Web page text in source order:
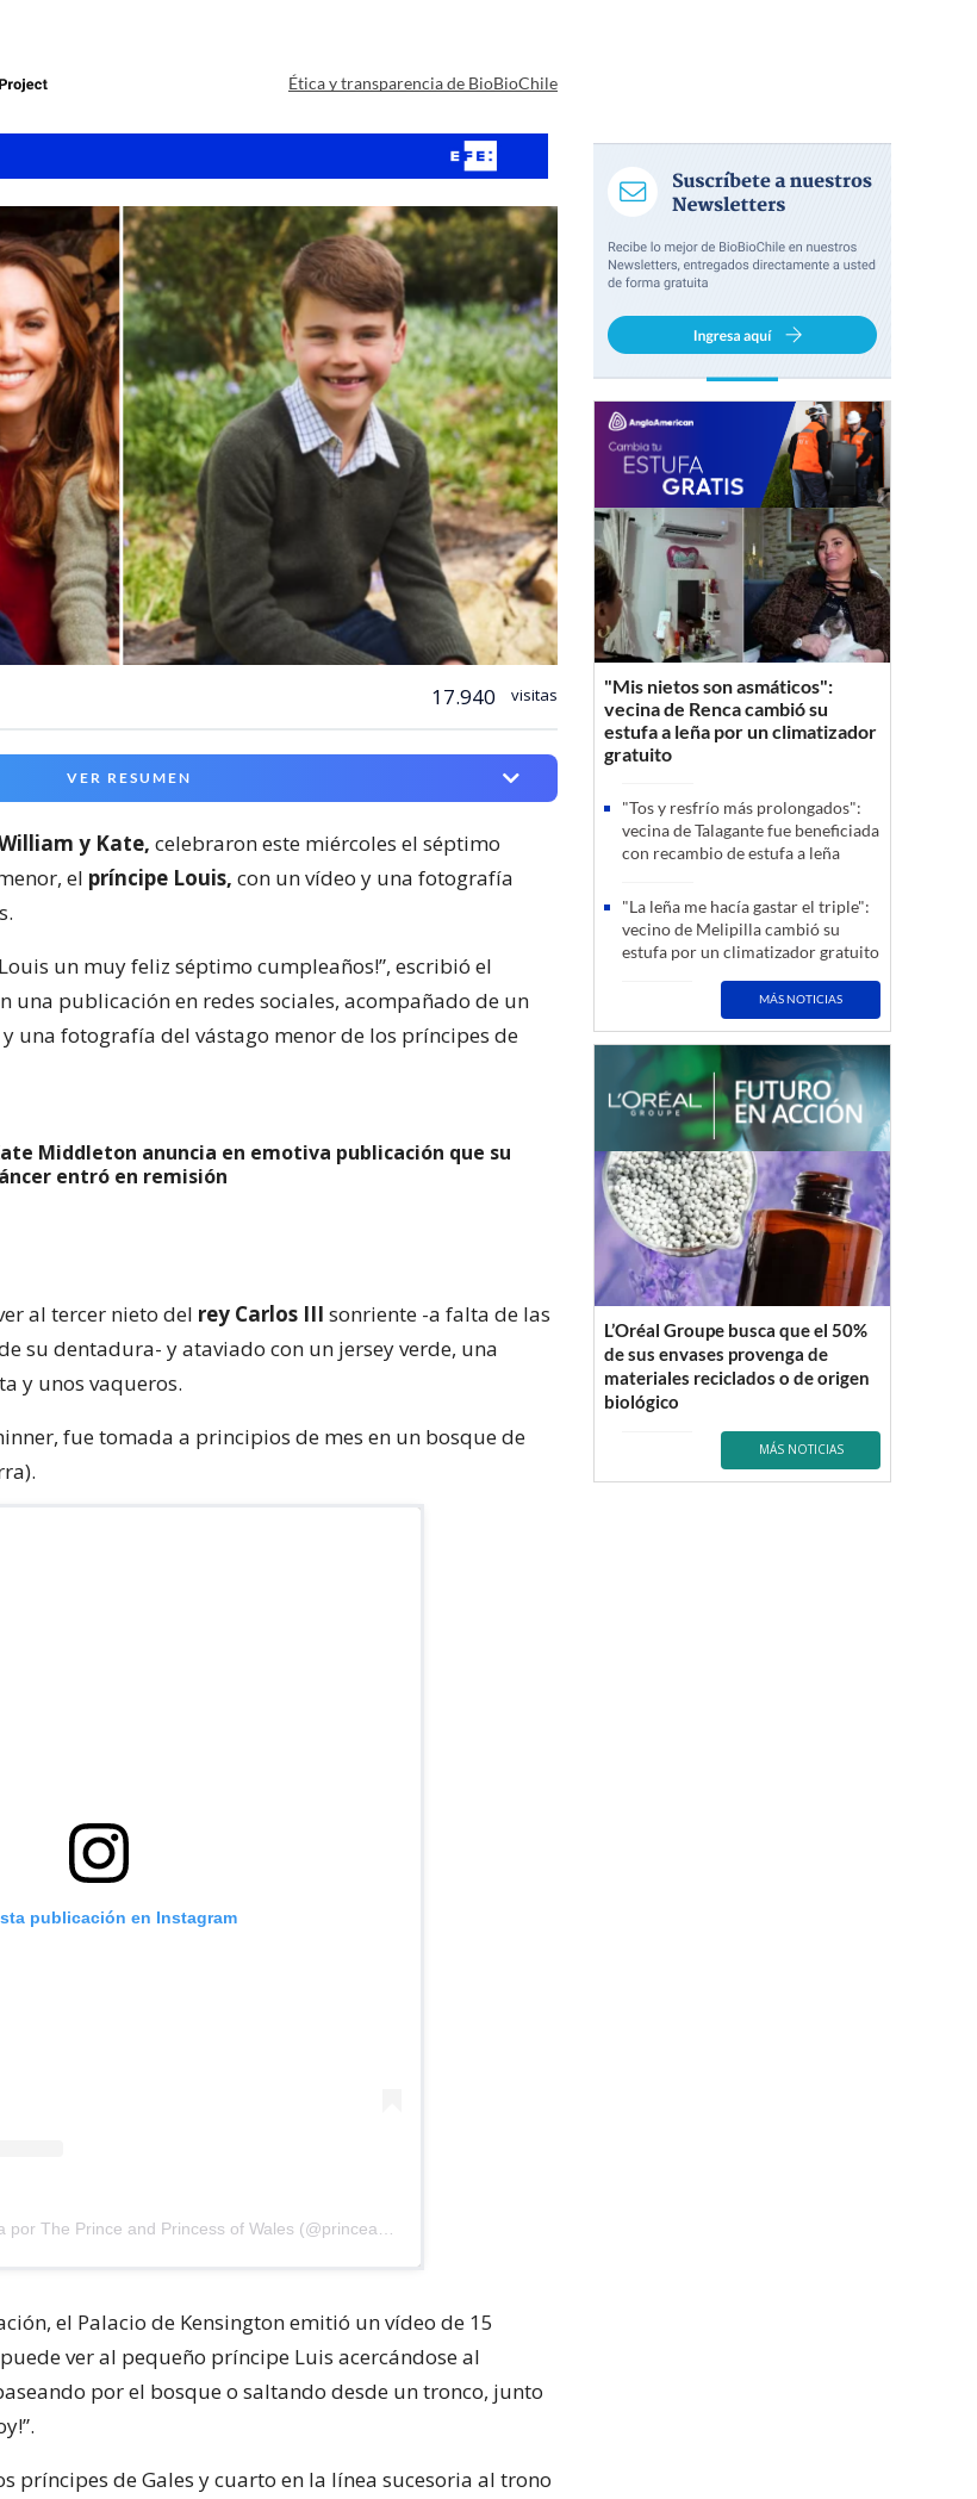
Ética y transparencia de BioBioChile
17.940 visitas
VER RESUMEN
y Kate, celebraron este miércoles el séptimo
el príncipe Louis, con un vídeo y una fotografía
un muy feliz séptimo cumpleaños!”, escribió el
una publicación en redes sociales, acompañado de un
una fotografía del vástago menor de los príncipes de
Middleton anuncia en emotiva publicación que su
entró en remisión
al tercer nieto del rey Carlos III sonriente -a falta de las
su dentadura- y ataviado con un jersey verde, una
y unos vaqueros.
fue tomada a principios de mes en un bosque de
publicación en Instagram
el Palacio de Kensington emitió un vídeo de 15
ver al pequeño príncipe Luis acercándose al
por el bosque o saltando desde un tronco, junto
príncipes de Gales y cuarto en la línea sucesoria al trono
"Mis nietos son asmáticos":
vecina de Renca cambió su
estufa a leña por un climatizador
gratuito
"Tos y resfrío más prolongados":
vecina de Talagante fue beneficiada
con recambio de estufa a leña
"La leña me hacía gastar el triple":
vecino de Melipilla cambió su
estufa por un climatizador gratuito
MÁS NOTICIAS
L’Oréal Groupe busca que el 50%
de sus envases provenga de
materiales reciclados o de origen
biológico
MÁS NOTICIAS